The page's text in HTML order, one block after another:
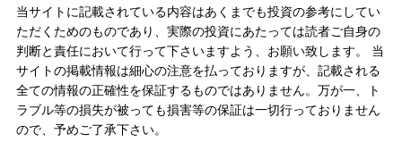
当サイトに記載されている内容はあくまでも投資の参考にしてい
ただくためのものであり、実際の投資にあたっては読者ご自身の
判断と責任において行って下さいますよう、お願い致します。 当
サイトの掲載情報は細心の注意を払っておりますが、記載される
全ての情報の正確性を保証するものではありません。万が一、ト
ラブル等の損失が被っても損害等の保証は一切行っておりません
ので、予めご了承下さい。